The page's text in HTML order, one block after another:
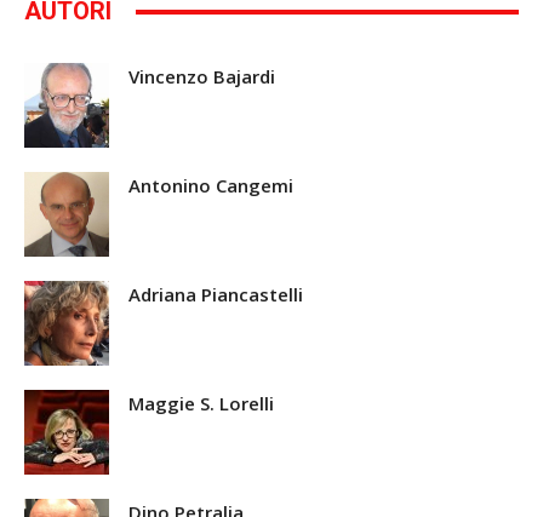
AUTORI
Vincenzo Bajardi
Antonino Cangemi
Adriana Piancastelli
Maggie S. Lorelli